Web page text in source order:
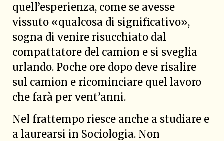
quell’esperienza, come se avesse
vissuto «qualcosa di significativo»,
sogna di venire risucchiato dal
compattatore del camion e si sveglia
urlando. Poche ore dopo deve risalire
sul camion e ricominciare quel lavoro
che farà per vent’anni.
Nel frattempo riesce anche a studiare e
a laurearsi in Sociologia. Non